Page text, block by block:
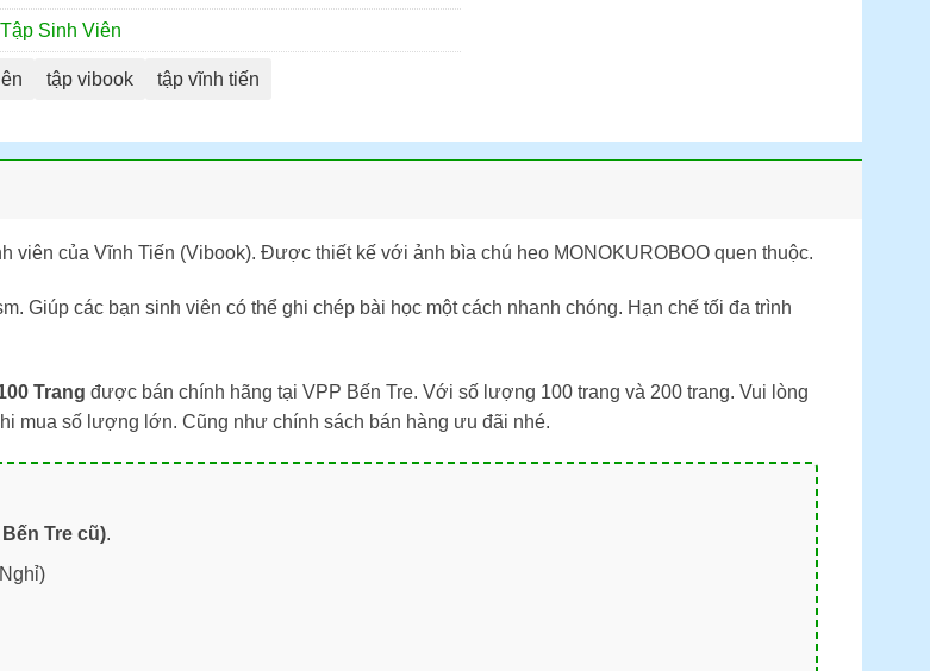
Tập Sinh Viên
tập vibook tập vĩnh tiến
viên của Vĩnh Tiến (Vibook). Được thiết kế với ảnh bìa chú heo MONOKUROBOO quen thuộc.
Giúp các bạn sinh viên có thể ghi chép bài học một cách nhanh chóng. Hạn chế tối đa trình
Trang được bán chính hãng tại VPP Bến Tre. Với số lượng 100 trang và 200 trang. Vui lòng
mua số lượng lớn. Cũng như chính sách bán hàng ưu đãi nhé.
Tre cũ).